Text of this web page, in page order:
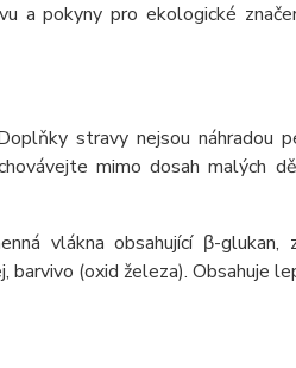
a pokyny pro ekologické
stravy nejsou náhradou
mimo dosah malých
vlákna obsahující β-glukan,
(oxid železa). Obsahuje